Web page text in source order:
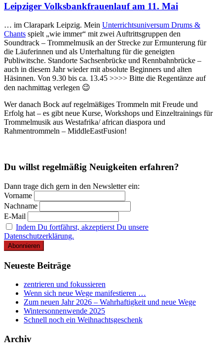
Leipziger Volksbankfrauenlauf am 11. Mai
… im Clarapark Leipzig. Mein Unterrichtsuniversum Drums &
Chants spielt „wie immer“ mit zwei Auftrittsgruppen den
Soundtrack – Trommelmusik an der Strecke zur Ermunterung für
die Läuferinnen und als Unterhaltung für die geneigten
Publiwitsche. Standorte Sachsenbrücke und Rennbahnbrücke –
auch in diesem Jahr wieder mit absolute Beginners und alten
Häsinnen. Von 9.30 bis ca. 13.45 >>>> Bitte die Regentänze auf
den nachmittag verlegen 😉
Wer danach Bock auf regelmäßiges Trommeln mit Freude und
Erfolg hat – es gibt neue Kurse, Workshops und Einzeltrainings für
Trommelmusik aus Westafrika/ african diaspora und
Rahmentrommeln – MiddleEastFusion!
Du willst regelmäßig Neuigkeiten erfahren?
Dann trage dich gern in den Newsletter ein:
Vorname
Nachname
E-Mail
Indem Du fortfährst, akzeptierst Du unsere
Datenschutzerklärung.
Neueste Beiträge
zentrieren und fokussieren
Wenn sich neue Wege manifestieren …
Zum neuen Jahr 2026 – Wahrhaftigkeit und neue Wege
Wintersonnenwende 2025
Schnell noch ein Weihnachtsgeschenk
Archiv